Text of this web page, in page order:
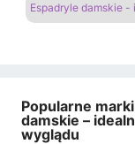
Espadryle damskie -
Popularne
damskie –
wyglądu